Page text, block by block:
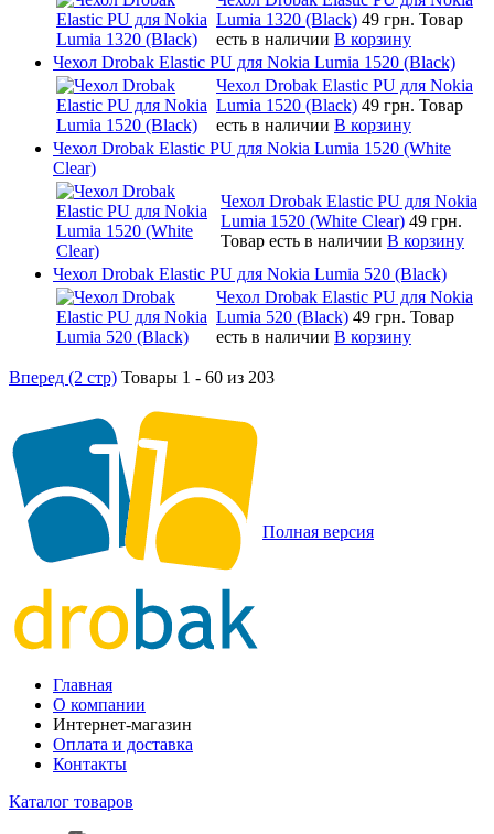
Lumia 1320 (Black) 49 грн. Товар
есть в наличии В корзину
Чехол Drobak Elastic PU для Nokia Lumia 1520 (Black)
Чехол Drobak Elastic PU для Nokia
Lumia 1520 (Black) 49 грн. Товар
есть в наличии В корзину
Чехол Drobak Elastic PU для Nokia Lumia 1520 (White
Clear)
Чехол Drobak Elastic PU для Nokia
Lumia 1520 (White Clear) 49 грн.
Товар есть в наличии В корзину
Чехол Drobak Elastic PU для Nokia Lumia 520 (Black)
Чехол Drobak Elastic PU для Nokia
Lumia 520 (Black) 49 грн. Товар
есть в наличии В корзину
Вперед (2 стр) Товары 1 - 60 из 203
Полная версия
Главная
О компании
Интернет-магазин
Оплата и доставка
Контакты
Каталог товаров